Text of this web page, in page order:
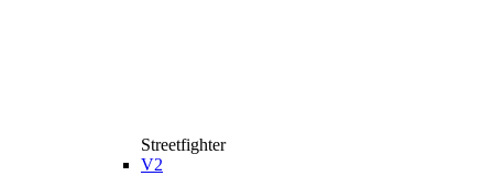
Streetfighter
V2